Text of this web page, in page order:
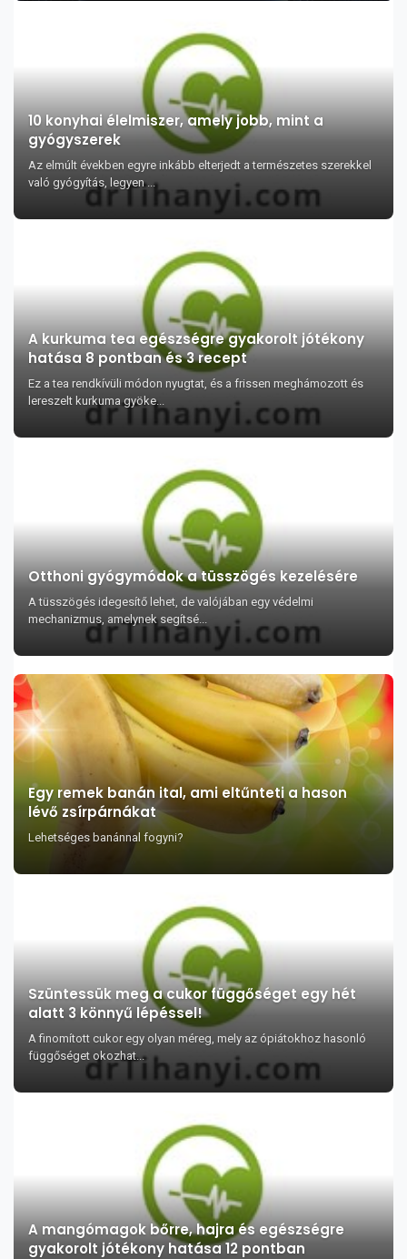
10 konyhai élelmiszer, amely jobb, mint a
gyógyszerek
Az elmúlt években egyre inkább elterjedt a természetes szerekkel
való gyógyítás, legyen ...
A kurkuma tea egészségre gyakorolt jótékony
hatása 8 pontban és 3 recept
Ez a tea rendkívüli módon nyugtat, és a frissen meghámozott és
lereszelt kurkuma gyöke...
Otthoni gyógymódok a tüsszögés kezelésére
A tüsszögés idegesítő lehet, de valójában egy védelmi
mechanizmus, amelynek segítsé...
Egy remek banán ital, ami eltűnteti a hason
lévő zsírpárnákat
Lehetséges banánnal fogyni?
Szüntessük meg a cukor függőséget egy hét
alatt 3 könnyű lépéssel!
A finomított cukor egy olyan méreg, mely az ópiátokhoz hasonló
függőséget okozhat...
A mangómagok bőrre, hajra és egészségre
gyakorolt jótékony hatása 12 pontban